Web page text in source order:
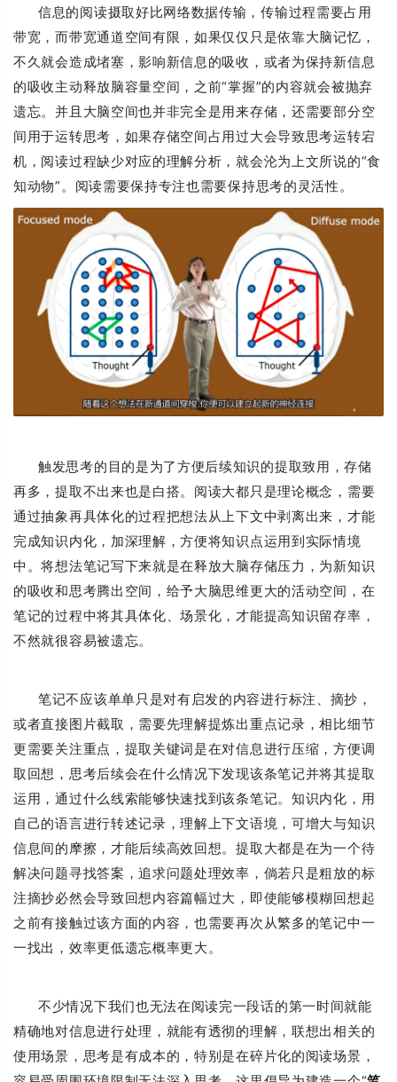
信息的阅读摄取好比网络数据传输，传输过程需要占用
带宽，而带宽通道空间有限，如果仅仅只是依靠大脑记忆，
不久就会造成堵塞，影响新信息的吸收，或者为保持新信息
的吸收主动释放脑容量空间，之前“掌握”的内容就会被抛弃
遗忘。并且大脑空间也并非完全是用来存储，还需要部分空
间用于运转思考，如果存储空间占用过大会导致思考运转宕
机，阅读过程缺少对应的理解分析，就会沦为上文所说的“食
知动物”。阅读需要保持专注也需要保持思考的灵活性。
触发思考的目的是为了方便后续知识的提取致用，存储
再多，提取不出来也是白搭。阅读大都只是理论概念，需要
通过抽象再具体化的过程把想法从上下文中剥离出来，才能
完成知识内化，加深理解，方便将知识点运用到实际情境
中。将想法笔记写下来就是在释放大脑存储压力，为新知识
的吸收和思考腾出空间，给予大脑思维更大的活动空间，在
笔记的过程中将其具体化、场景化，才能提高知识留存率，
不然就很容易被遗忘。
笔记不应该单单只是对有启发的内容进行标注、摘抄，
或者直接图片截取，需要先理解提炼出重点记录，相比细节
更需要关注重点，提取关键词是在对信息进行压缩，方便调
取回想，思考后续会在什么情况下发现该条笔记并将其提取
运用，通过什么线索能够快速找到该条笔记。知识内化，用
自己的语言进行转述记录，理解上下文语境，可增大与知识
信息间的摩擦，才能后续高效回想。提取大都是在为一个待
解决问题寻找答案，追求问题处理效率，倘若只是粗放的标
注摘抄必然会导致回想内容篇幅过大，即使能够模糊回想起
之前有接触过该方面的内容，也需要再次从繁多的笔记中一
一找出，效率更低遗忘概率更大。
不少情况下我们也无法在阅读完一段话的第一时间就能
精确地对信息进行处理，就能有透彻的理解，联想出相关的
使用场景，思考是有成本的，特别是在碎片化的阅读场景，